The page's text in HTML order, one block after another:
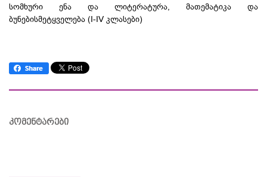
სომხური ენა და ლიტერატურა, მათემატიკა და
ბუნებისმეტყველება (I-IV კლასები)
კომენტარები